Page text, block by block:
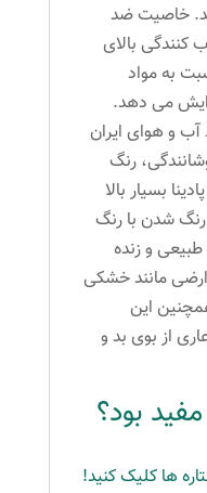
خاصیت ضد
کنندگی بالای
به مواد
می دهد.
و هوای ایران
رنگ
بسیار بالا
شدن با رنگ
و زنده
مانند خشکی
این
از بوی بد و
بود؟
ها کلیک کنید!